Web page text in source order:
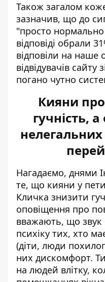
Також загалом
зазначив, що до
"просто
відповіді обрали
відповіли на наше
відвідувачів
погано чутно
Кияни
гучність,
нелегальних
Нагадаємо, днями
те, що кияни у
Кличка знизити
оповіщення про
вважають, що звук
психіку тих, хто
(діти, люди
них дискомфорт.
на людей влітку,